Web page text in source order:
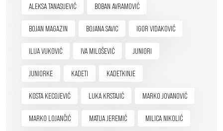
ALEKSA TANASIJEVIĆ BOBAN AVRAMOVIĆ
BOJAN MAGAZIN BOJANA SAVIC IGOR VIDAKOVIĆ
ILIJA VUKOVIĆ IVA MILOŠEVIĆ JUNIORI
JUNIORKE KADETI KADETKINJE
KOSTA KECOJEVIĆ LUKA KRSTAJIĆ MARKO JOVANOVIĆ
MARKO LOJANČIĆ MATIJA JEREMIĆ MILICA NIKOLIĆ